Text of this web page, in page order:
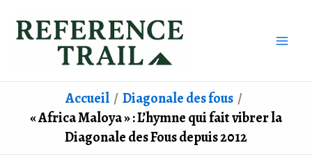
Accueil
Diagonale des fous
« Africa Maloya » : L’hymne qui fait vibrer la
Diagonale des Fous depuis 2012